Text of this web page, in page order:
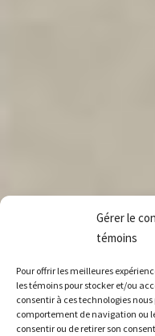
Gérer le
témoins
Pour offrir les meilleures
les témoins pour stocker et/ou
consentir à ces technologies
comportement de navigation ou
consentir ou de retirer son